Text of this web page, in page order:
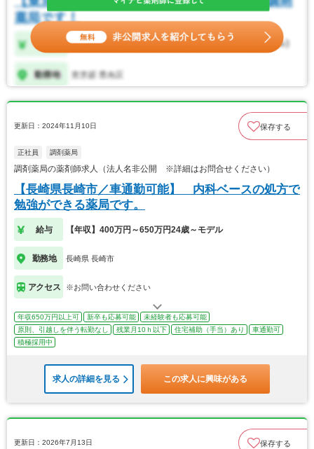
更新日：2024年11月10日 保存する
正社員 調剤薬局
調剤薬局の薬剤師求人（法人名非公開 ※詳細はお問合せください）
【長崎県長崎市／車通勤可能】 内科ベースの処方で
勉強ができる薬局です。
給与 【年収】400万円～650万円24歳～モデル
勤務地 長崎県 長崎市
アクセス ※お問い合わせください
年収650万円以上可 新卒も応募可能
未経験者も応募可能
原則、引越しを伴う転勤なし
残業月10ｈ以下 住宅補助（手当）あり
車通勤可
積極採用中
求人の詳細を見る この求人に興味がある
更新日：2026年7月13日 保存する